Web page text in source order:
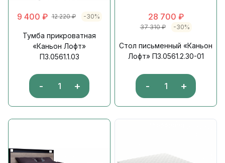
9 400 ₽ 12 220₽ -30%
Тумба прикроватная
«Каньон Лофт»
П3.0561.1.03
- +
28 700 ₽
37 310₽ -30%
Стол письменный «Каньон
Лофт» П3.0561.2.30-01
- +